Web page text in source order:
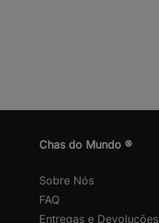
Chas do Mundo ®
Sobre Nós
FAQ
Entregas e Devoluções